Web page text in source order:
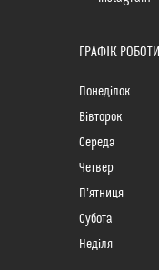
ГРАФІК РОБОТИ
Понеділок
Вівторок
Середа
Четвер
Пʼятниця
Субота
Неділя